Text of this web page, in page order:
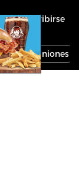
Inscribirse
Opiniones